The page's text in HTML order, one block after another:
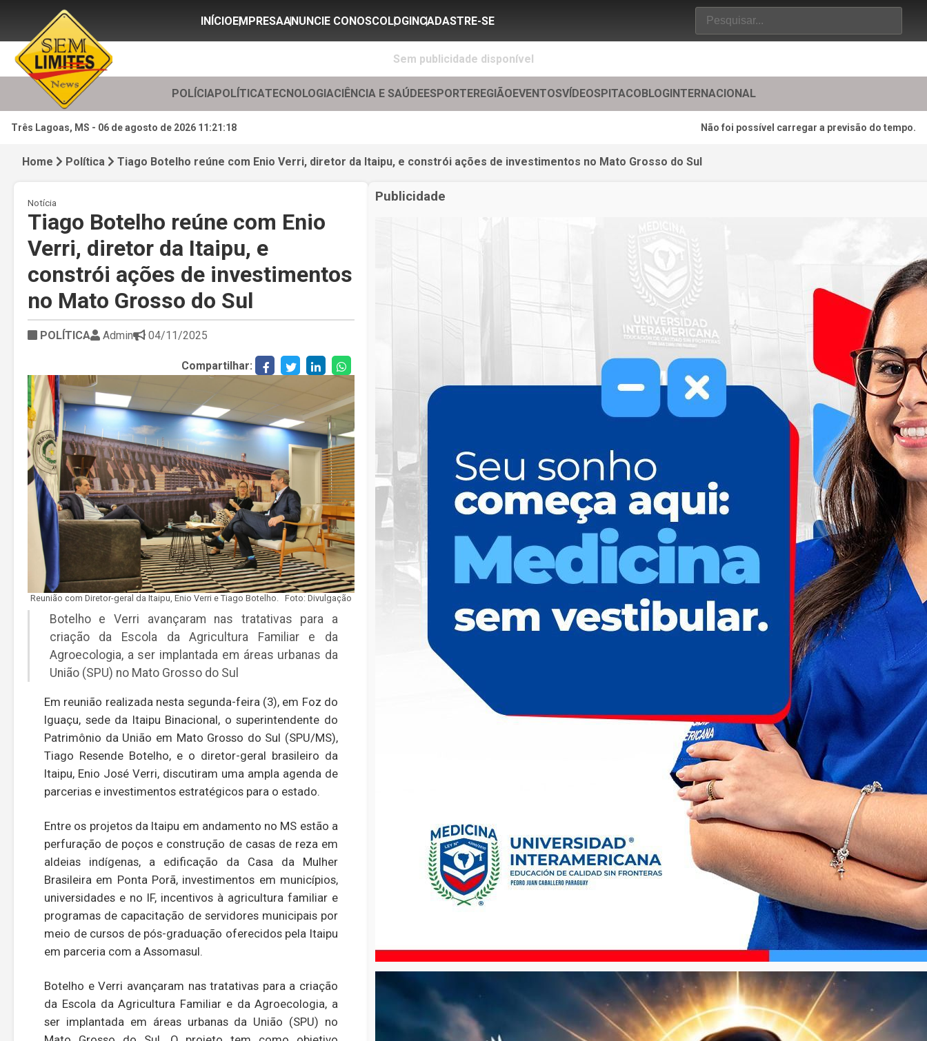
INÍCIOEMPRESAANUNCIE CONOSCOLOGINCADASTRE-SE
Sem publicidade disponível
POLÍCIAPOLÍTICATECNOLOGIACIÊNCIA E SAÚDEESPORTEREGIÃOEVENTOSVÍDEOSPITACOBLOGINTERNACIONAL
Três Lagoas, MS - 06 de agosto de 2026 11:21:19 Não foi possível carregar a previsão do tempo.
Home Política Tiago Botelho reúne com Enio Verri, diretor da Itaipu, e constrói ações de investimentos no Mato Grosso do Sul
Notícia
Tiago Botelho reúne com Enio
Verri, diretor da Itaipu, e
constrói ações de investimentos
no Mato Grosso do Sul
POLÍTICA Admin 04/11/2025
Compartilhar:
Reunião com Diretor-geral da Itaipu, Enio Verri e Tiago Botelho. Foto: Divulgação
Botelho e Verri avançaram nas tratativas para a
criação da Escola da Agricultura Familiar e da
Agroecologia, a ser implantada em áreas urbanas da
União (SPU) no Mato Grosso do Sul
Em reunião realizada nesta segunda-feira (3), em Foz do
Iguaçu, sede da Itaipu Binacional, o superintendente do
Patrimônio da União em Mato Grosso do Sul (SPU/MS),
Tiago Resende Botelho, e o diretor-geral brasileiro da
Itaipu, Enio José Verri, discutiram uma ampla agenda de
parcerias e investimentos estratégicos para o estado.
Entre os projetos da Itaipu em andamento no MS estão a
perfuração de poços e construção de casas de reza em
aldeias indígenas, a edificação da Casa da Mulher
Brasileira em Ponta Porã, investimentos em municípios,
universidades e no IF, incentivos à agricultura familiar e
programas de capacitação de servidores municipais por
meio de cursos de pós-graduação oferecidos pela Itaipu
em parceria com a Assomasul.
Botelho e Verri avançaram nas tratativas para a criação
da Escola da Agricultura Familiar e da Agroecologia, a
ser implantada em áreas urbanas da União (SPU) no
Publicidade